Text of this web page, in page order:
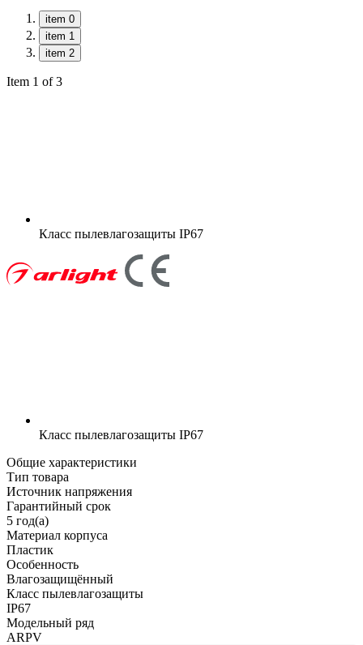
item 0
item 1
item 2
Item 1 of 3
Класс пылевлагозащиты IP67
Класс пылевлагозащиты IP67
Общие характеристики
Тип товара
Источник напряжения
Гарантийный срок
5 год(а)
Материал корпуса
Пластик
Особенность
Влагозащищённый
Класс пылевлагозащиты
IP67
Модельный ряд
ARPV